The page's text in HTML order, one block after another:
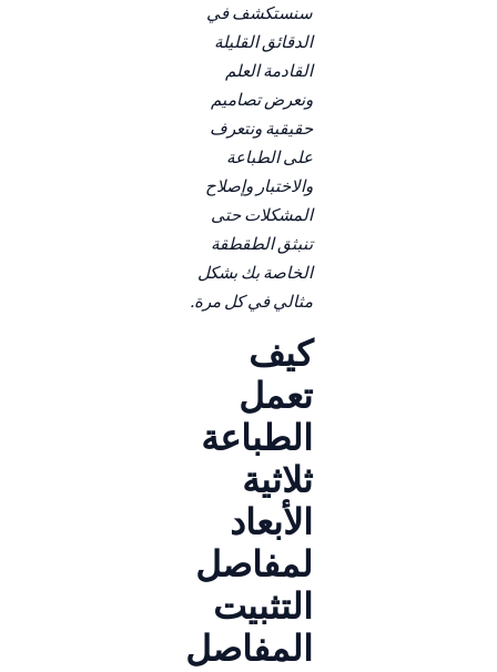
سنستكشف في
الدقائق القليلة
القادمة العلم
ونعرض تصاميم
حقيقية ونتعرف
على الطباعة
والاختبار وإصلاح
المشكلات حتى
تنبثق الطقطقة
الخاصة بك بشكل
مثالي في كل مرة.
كيف
تعمل
الطباعة
ثلاثية
الأبعاد
لمفاصل
التثبيت
المفاصل